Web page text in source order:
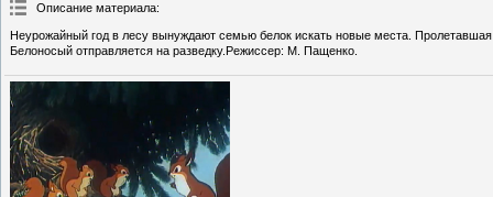
Описание материала:
Неурожайный год в лесу вынуждают семью белок искать новые места.
Белоносый отправляется на разведку.Режиссер: М. Пащенко.